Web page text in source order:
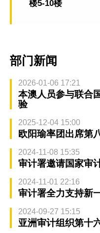
楼5-10楼
部门新闻
2026-01-06 17:21
本澳人员参与联合
验
2025-12-04 15:00
欧阳瑜率团出席第
2024-11-08 15:35
审计署邀请国家审
2024-11-01 22:16
审计署全力支持新
2024-09-27 15:15
亚洲审计组织第十